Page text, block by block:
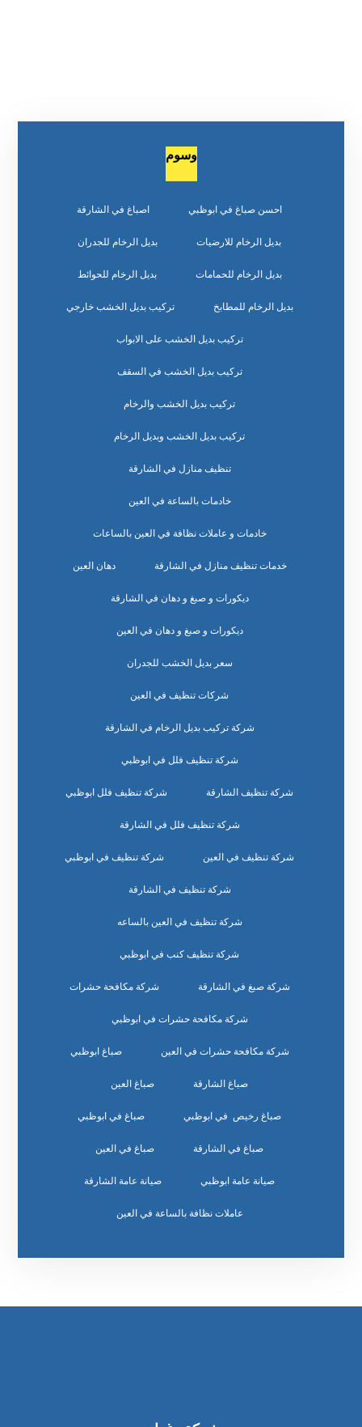
وسوم
احسن صباغ في ابوظبي اصباغ في الشارقة
بديل الرخام للارضيات بديل الرخام للجدران
بديل الرخام للحمامات بديل الرخام للحوائط
بديل الرخام للمطابخ تركيب بديل الخشب خارجي
تركيب بديل الخشب على الابواب
تركيب بديل الخشب في السقف
تركيب بديل الخشب والرخام
تركيب بديل الخشب وبديل الرخام
تنظيف منازل في الشارقة
خادمات بالساعة في العين
خادمات و عاملات نظافة في العين بالساعات
خدمات تنظيف منازل في الشارقة دهان العين
ديكورات و صبغ و دهان في الشارقة
ديكورات و صبغ و دهان في العين
سعر بديل الخشب للجدران
شركات تنظيف في العين
شركة تركيب بديل الرخام في الشارقة
شركة تنظيف فلل في ابوظبي
شركة تنظيف الشارقة شركة تنظيف فلل ابوظبي
شركة تنظيف فلل في الشارقة
شركة تنظيف في العين شركة تنظيف في ابوظبي
شركة تنظيف في الشارقة
شركة تنظيف في العين بالساعه
شركة تنظيف كنب في ابوظبي
شركة صبغ في الشارقة شركة مكافحة حشرات
شركة مكافحة حشرات في ابوظبي
شركة مكافحة حشرات في العين صباغ ابوظبي
صباغ الشارقة صباغ العين
صباغ رخيص في ابوظبي صباغ في ابوظبي
صباغ في الشارقة صباغ في العين
صيانة عامة ابوظبي صيانة عامة الشارقة
عاملات نظافة بالساعة في العين